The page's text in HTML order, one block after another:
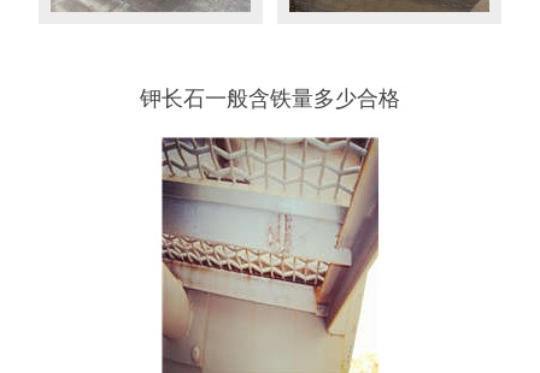
钾长石一般含铁量多少合格